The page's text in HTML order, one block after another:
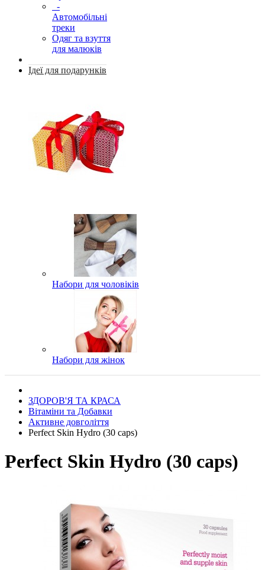
-
Автомобільні
треки
Одяг та взуття
для малюків
Ідеї для подарунків
Набори для чоловіків
Набори для жінок
ЗДОРОВ'Я ТА КРАСА
Вітаміни та Добавки
Активне довголіття
Perfect Skin Hydro (30 caps)
Perfect Skin Hydro (30 caps)